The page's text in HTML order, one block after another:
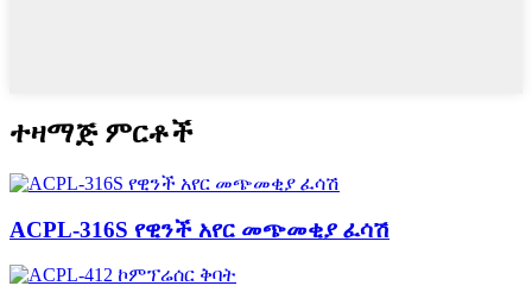
ተዛማጅ ምርቶች
ACPL-316S የዊንች አየር መጭመቂያ ፈሳሽ